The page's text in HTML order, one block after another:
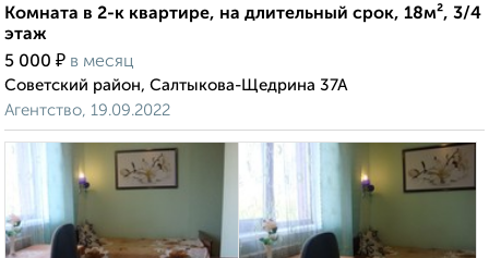
Комната в 2-к квартире, на длительный срок, 18м², 3/4
этаж
5 000 ₽ в месяц
Советский район, Салтыкова-Щедрина 37А
Агентство, 19.09.2022